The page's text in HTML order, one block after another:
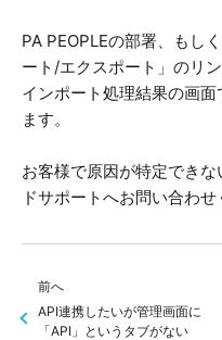
PA PEOPLEの部署、もし
ート/エクスポート」のリン
インポート処理結果の画
ます。
お客様で原因が特定でき
ドサポートへお問い合わせ
前へ
API連携したいが管理画面に
「API」というタブがない